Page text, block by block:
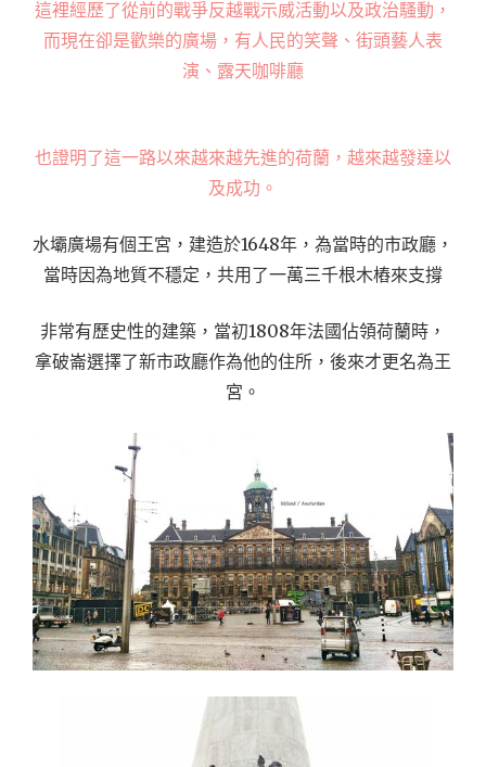
這裡經歷了從前的戰爭反越戰示威活動以及政治騷動，
而現在卻是歡樂的廣場，有人民的笑聲、街頭藝人表
演、露天咖啡廳
也證明了這一路以來越來越先進的荷蘭，越來越發達以
及成功。
水壩廣場有個王宮，建造於1648年，為當時的市政廳，
當時因為地質不穩定，共用了一萬三千根木樁來支撐
非常有歷史性的建築，當初1808年法國佔領荷蘭時，
拿破崙選擇了新市政廳作為他的住所，後來才更名為王
宮。